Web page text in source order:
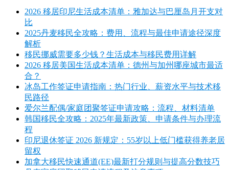
2026 移居印尼生活成本清单：雅加达与巴厘岛月开支对
比
2025丹麦移民全攻略：费用、流程与最佳申请途径深度
解析
移民挪威需要多少钱？生活成本与移民费用详解
2026 移居美国生活成本清单：德州与加州哪座城市最适
合？
冰岛工作签证申请指南：热门行业、薪资水平与技术移
民路径
爱尔兰配偶/家庭团聚签证申请攻略：流程、材料清单
韩国移民全攻略：2025年最新政策、申请条件与办理流
程
印尼退休签证 2026 新规定：55岁以上低门槛获得养老居
留权
加拿大移民快速通道(EE)最新打分规则与提高分数技巧